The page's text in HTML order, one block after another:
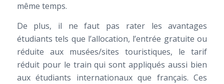
même temps.
De plus, il ne faut pas rater les avantages
étudiants tels que l’allocation, l’entrée gratuite ou
réduite aux musées/sites touristiques, le tarif
réduit pour le train qui sont appliqués aussi bien
aux étudiants internationaux que français. Ces